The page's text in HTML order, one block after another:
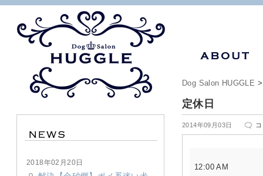
Dog Salon HUGGLE
定休日
2014年09月03日
定
休
休12:00 AM
2018年02月20日